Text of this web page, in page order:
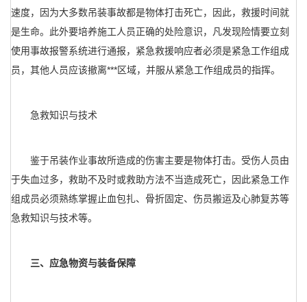
速度，因为大多数吊装事故都是物体打击死亡，因此，救援时间就
是生命。此外要培养施工人员正确的处险意识，凡发现险情要立刻
使用事故报警系统进行通报，紧急救援响应者必须是紧急工作组成
员，其他人员应该撤离***区域，并服从紧急工作组成员的指挥。
急救知识与技术
鉴于吊装作业事故所造成的伤害主要是物体打击。受伤人员由
于失血过多，救助不及时或救助方法不当造成死亡，因此紧急工作
组成员必须熟练掌握止血包扎、骨折固定、伤员搬运及心肺复苏等
急救知识与技术等。
三、应急物资与装备保障